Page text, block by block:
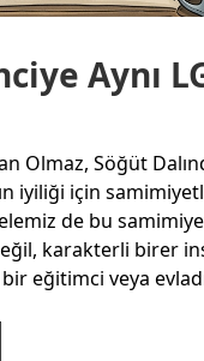
Aynı
Olmaz, Söğüt
iyiliği için
de bu
karakterli birer
eğitimci veya